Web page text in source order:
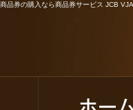
商品券の購入なら商品券サービス JCB